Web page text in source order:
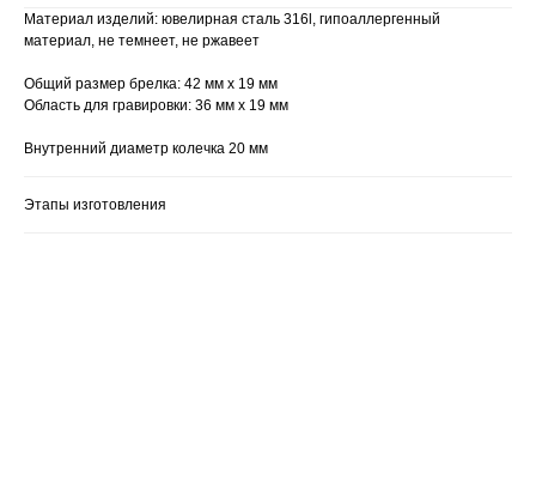
Материал изделий: ювелирная сталь 316l, гипоаллергенный
материал, не темнеет, не ржавеет
Общий размер брелка: 42 мм х 19 мм
Область для гравировки: 36 мм х 19 мм
Внутренний диаметр колечка 20 мм
Этапы изготовления